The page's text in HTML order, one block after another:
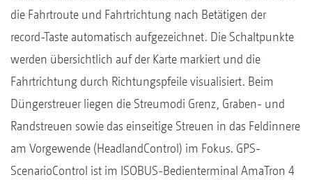
die Fahrtroute und Fahrtrichtung nach Betätigen der
record-Taste automatisch aufgezeichnet. Die Schaltpunkte
werden übersichtlich auf der Karte markiert und die
Fahrtrichtung durch Richtungspfeile visualisiert. Beim
Düngerstreuer liegen die Streumodi Grenz, Graben- und
Randstreuen sowie das einseitige Streuen in das Feldinnere
am Vorgewende (HeadlandControl) im Fokus. GPS-
ScenarioControl ist im ISOBUS-Bedienterminal AmaTron 4